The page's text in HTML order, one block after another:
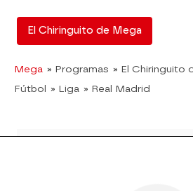
El Chiringuito de Mega
Mega » Programas » El Chiringuito
Fútbol » Liga » Real Madrid